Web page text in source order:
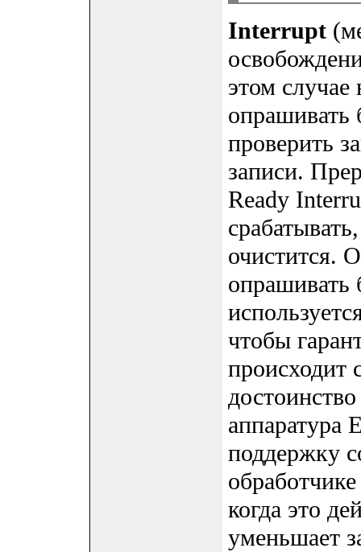
Interrupt
этом
опрашивать
проверить
записи.
Ready
очистится.
опрашивать
чтобы
происходит
аппаратура
поддержку
когда это
уменьшает